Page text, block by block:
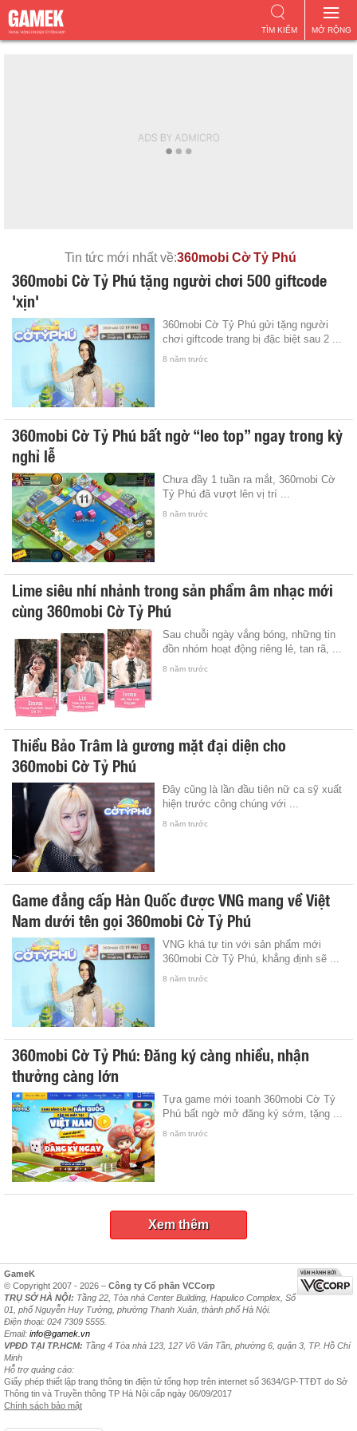
MỞ RỘNG
TÌM KIẾM
Tin tức mới nhất về:360mobi Cờ Tỷ Phú
360mobi Cờ Tỷ Phú tặng người chơi 500 giftcode
'xịn'
360mobi Cờ Tỷ Phú gửi tặng người
chơi giftcode trang bị đặc biệt sau 2 ...
8 năm trước
360mobi Cờ Tỷ Phú bất ngờ “leo top” ngay trong kỳ
nghỉ lễ
Chưa đầy 1 tuần ra mắt, 360mobi Cờ
Tỷ Phú đã vượt lên vị trí ...
8 năm trước
Lime siêu nhí nhảnh trong sản phẩm âm nhạc mới
cùng 360mobi Cờ Tỷ Phú
Sau chuỗi ngày vắng bóng, những tin
đồn nhóm hoạt động riêng lẻ, tan rã, ...
8 năm trước
Thiều Bảo Trâm là gương mặt đại diện cho
360mobi Cờ Tỷ Phú
Đây cũng là lần đầu tiên nữ ca sỹ xuất
hiện trước công chúng với ...
8 năm trước
Game đẳng cấp Hàn Quốc được VNG mang về Việt
Nam dưới tên gọi 360mobi Cờ Tỷ Phú
VNG khá tự tin với sản phẩm mới
360mobi Cờ Tỷ Phú, khẳng định sẽ ...
8 năm trước
360mobi Cờ Tỷ Phú: Đăng ký càng nhiều, nhận
thưởng càng lớn
Tựa game mới toanh 360mobi Cờ Tỷ
Phú bất ngờ mở đăng ký sớm, tặng ...
8 năm trước
Xem thêm
GameK
© Copyright 2007 - 2026 – Công ty Cổ phần VCCorp
TRỤ SỞ HÀ NỘI: Tầng 22, Tòa nhà Center Building, Hapulico Complex, Số
01, phố Nguyễn Huy Tưởng, phường Thanh Xuân, thành phố Hà Nội.
Điện thoại: 024 7309 5555.
Email: info@gamek.vn
VPĐD TẠI TP.HCM: Tầng 4 Tòa nhà 123, 127 Võ Văn Tần, phường 6, quận 3, TP. Hồ Chí
Minh
Hỗ trợ quảng cáo:
Giấy phép thiết lập trang thông tin điện tử tổng hợp trên internet số 3634/GP-TTĐT do Sở
Thông tin và Truyền thông TP Hà Nội cấp ngày 06/09/2017
Chính sách bảo mật